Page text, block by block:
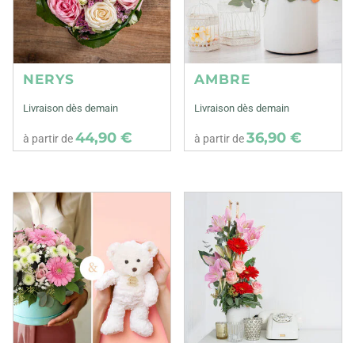
NERYS
Livraison dès demain
à partir de44,90 €
AMBRE
Livraison dès demain
à partir de36,90 €